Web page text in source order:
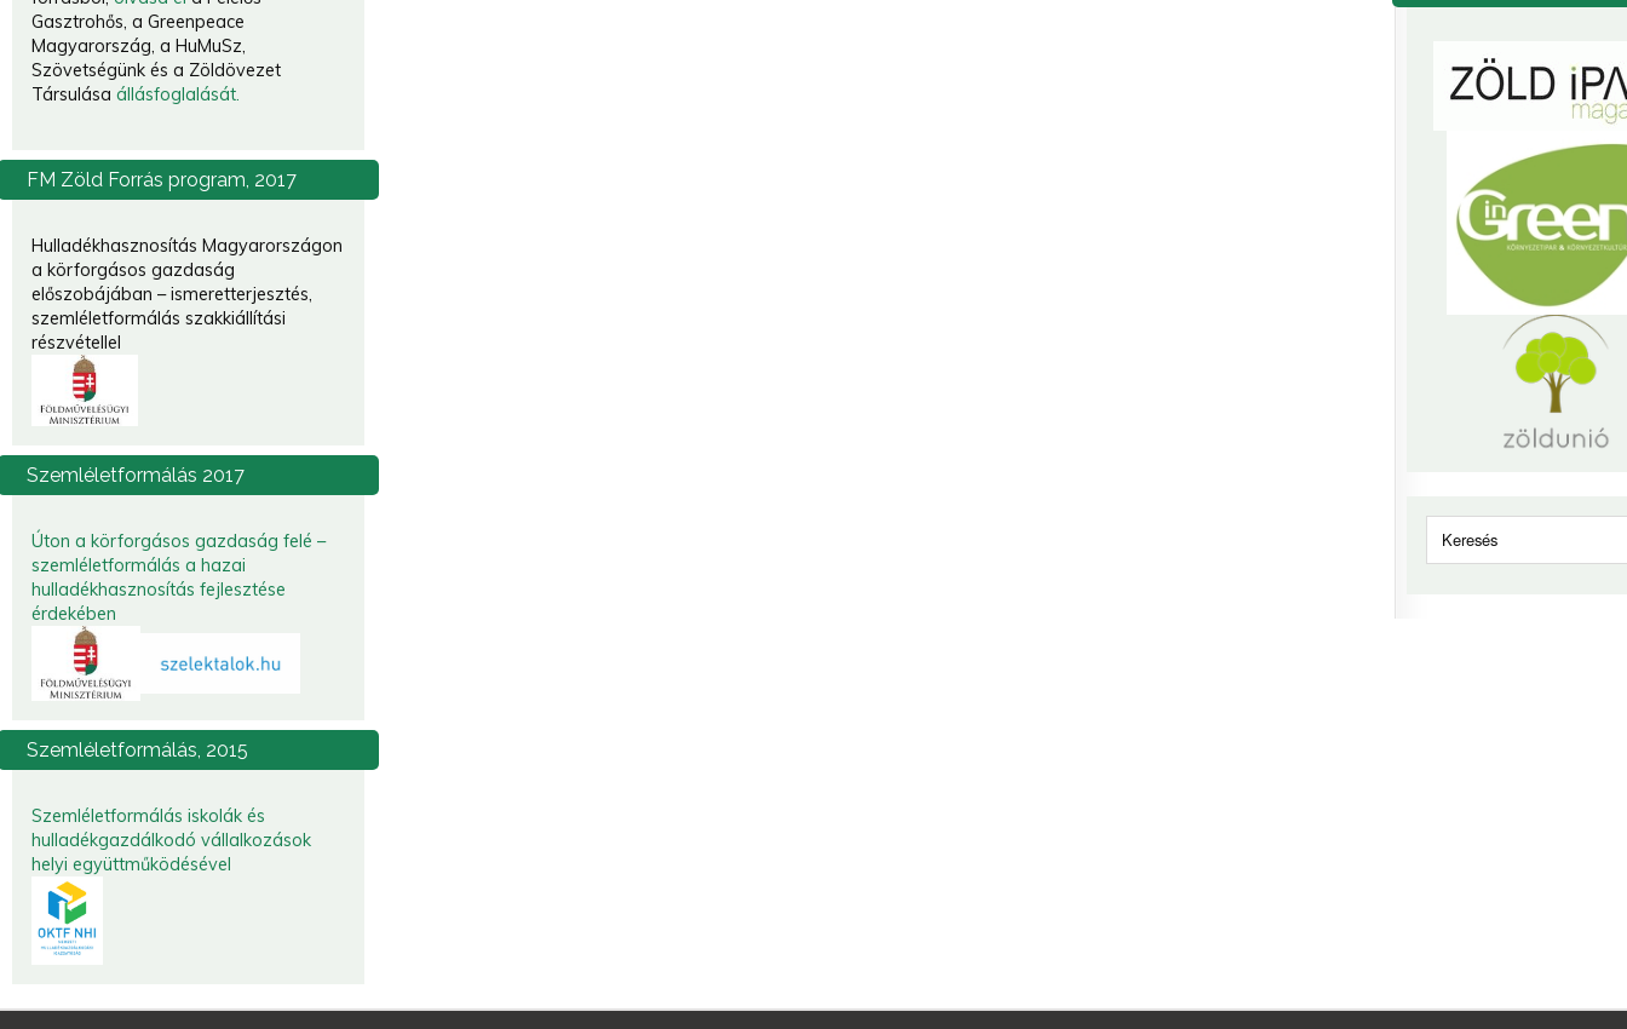
Gasztrohős, a Greenpeace
Magyarország, a HuMuSz,
Szövetségünk és a Zöldövezet
Társulása állásfoglalását.
FM Zöld Forrás program, 2017
Hulladékhasznosítás Magyarországon
a körforgásos gazdaság
előszobájában – ismeretterjesztés,
szemléletformálás szakkiállítási
részvétellel
Szemléletformálás 2017
Úton a körforgásos gazdaság felé –
szemléletformálás a hazai
hulladékhasznosítás fejlesztése
érdekében
Szemléletformálás, 2015
Szemléletformálás iskolák és
hulladékgazdálkodó vállalkozások
helyi együttműködésével